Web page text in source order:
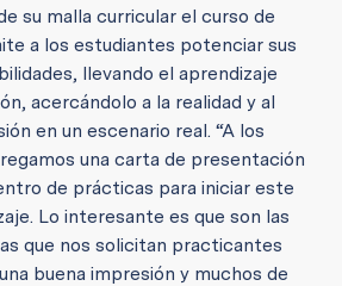
su malla curricular el curso de
a los estudiantes potenciar sus
llevando el aprendizaje
acercándolo a la realidad y al
en un escenario real. “A los
una carta de presentación
de prácticas para iniciar este
Lo interesante es que son las
que nos solicitan practicantes
buena impresión y muchos de